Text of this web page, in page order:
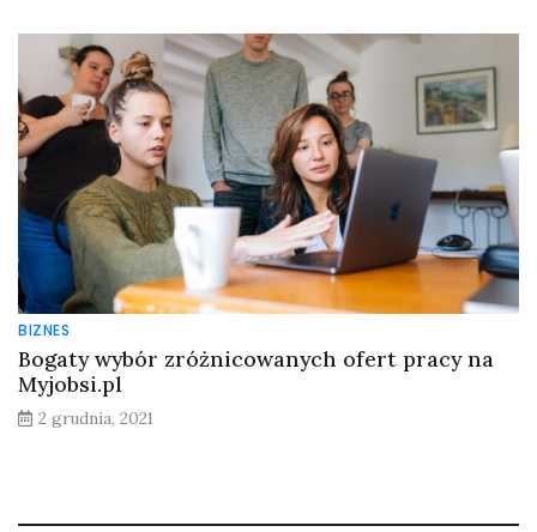
BIZNES
Bogaty wybór zróżnicowanych ofert pracy na
Myjobsi.pl
2 grudnia, 2021